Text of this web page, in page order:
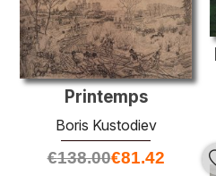
Printemps
Boris Kustodiev
€138.00€81.42